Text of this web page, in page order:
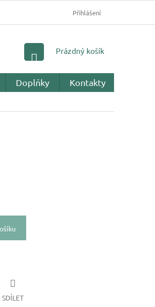
PODMÍNKY OCHRANY
Přihlášení
NÁKUPNÍ
Prázdný košík
Doplňky Kontakty
SDÍLET